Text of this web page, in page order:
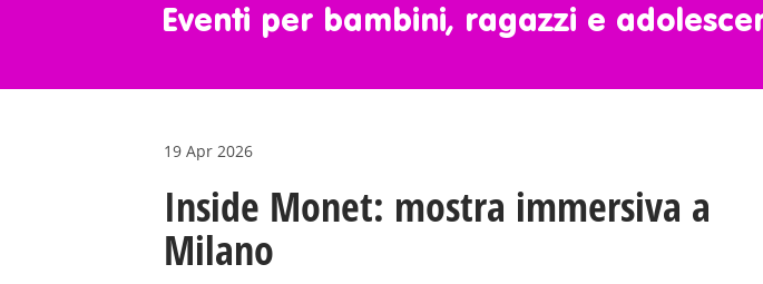
Eventi per bambini, ragazzi e
19 Apr 2026
Inside Monet: mostra immersiva a
Milano